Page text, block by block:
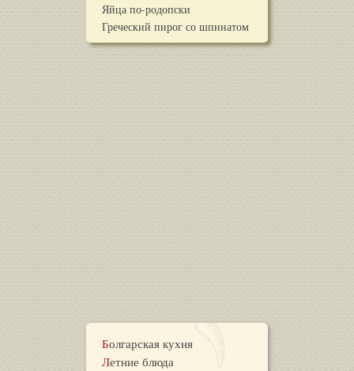
Яйца по-родопски
Греческий пирог со шпинатом
Болгарская кухня
Летние блюда